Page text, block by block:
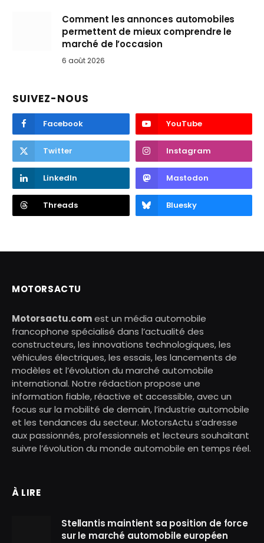
Comment les annonces automobiles
permettent de mieux comprendre le
marché de l’occasion
6 août 2026
SUIVEZ-NOUS
Facebook YouTube
Twitter Instagram
LinkedIn Mastodon
Threads Bluesky
MOTORSACTU
Motorsactu.comest un média automobile
francophone spécialisé dans l’actualité des
constructeurs, les innovations technologiques, les
véhicules électriques, les essais, les lancements de
modèles et l’évolution du marché automobile
international. Notre rédaction propose une
information fiable, réactive et accessible, avec un
focus sur la mobilité de demain, l’industrie automobile
et les tendances du secteur. MotorsActu s’adresse
aux passionnés, professionnels et lecteurs souhaitant
suivre l’évolution du monde automobile en temps réel.
À LIRE
Stellantis maintient sa position de force
sur le marché automobile européen